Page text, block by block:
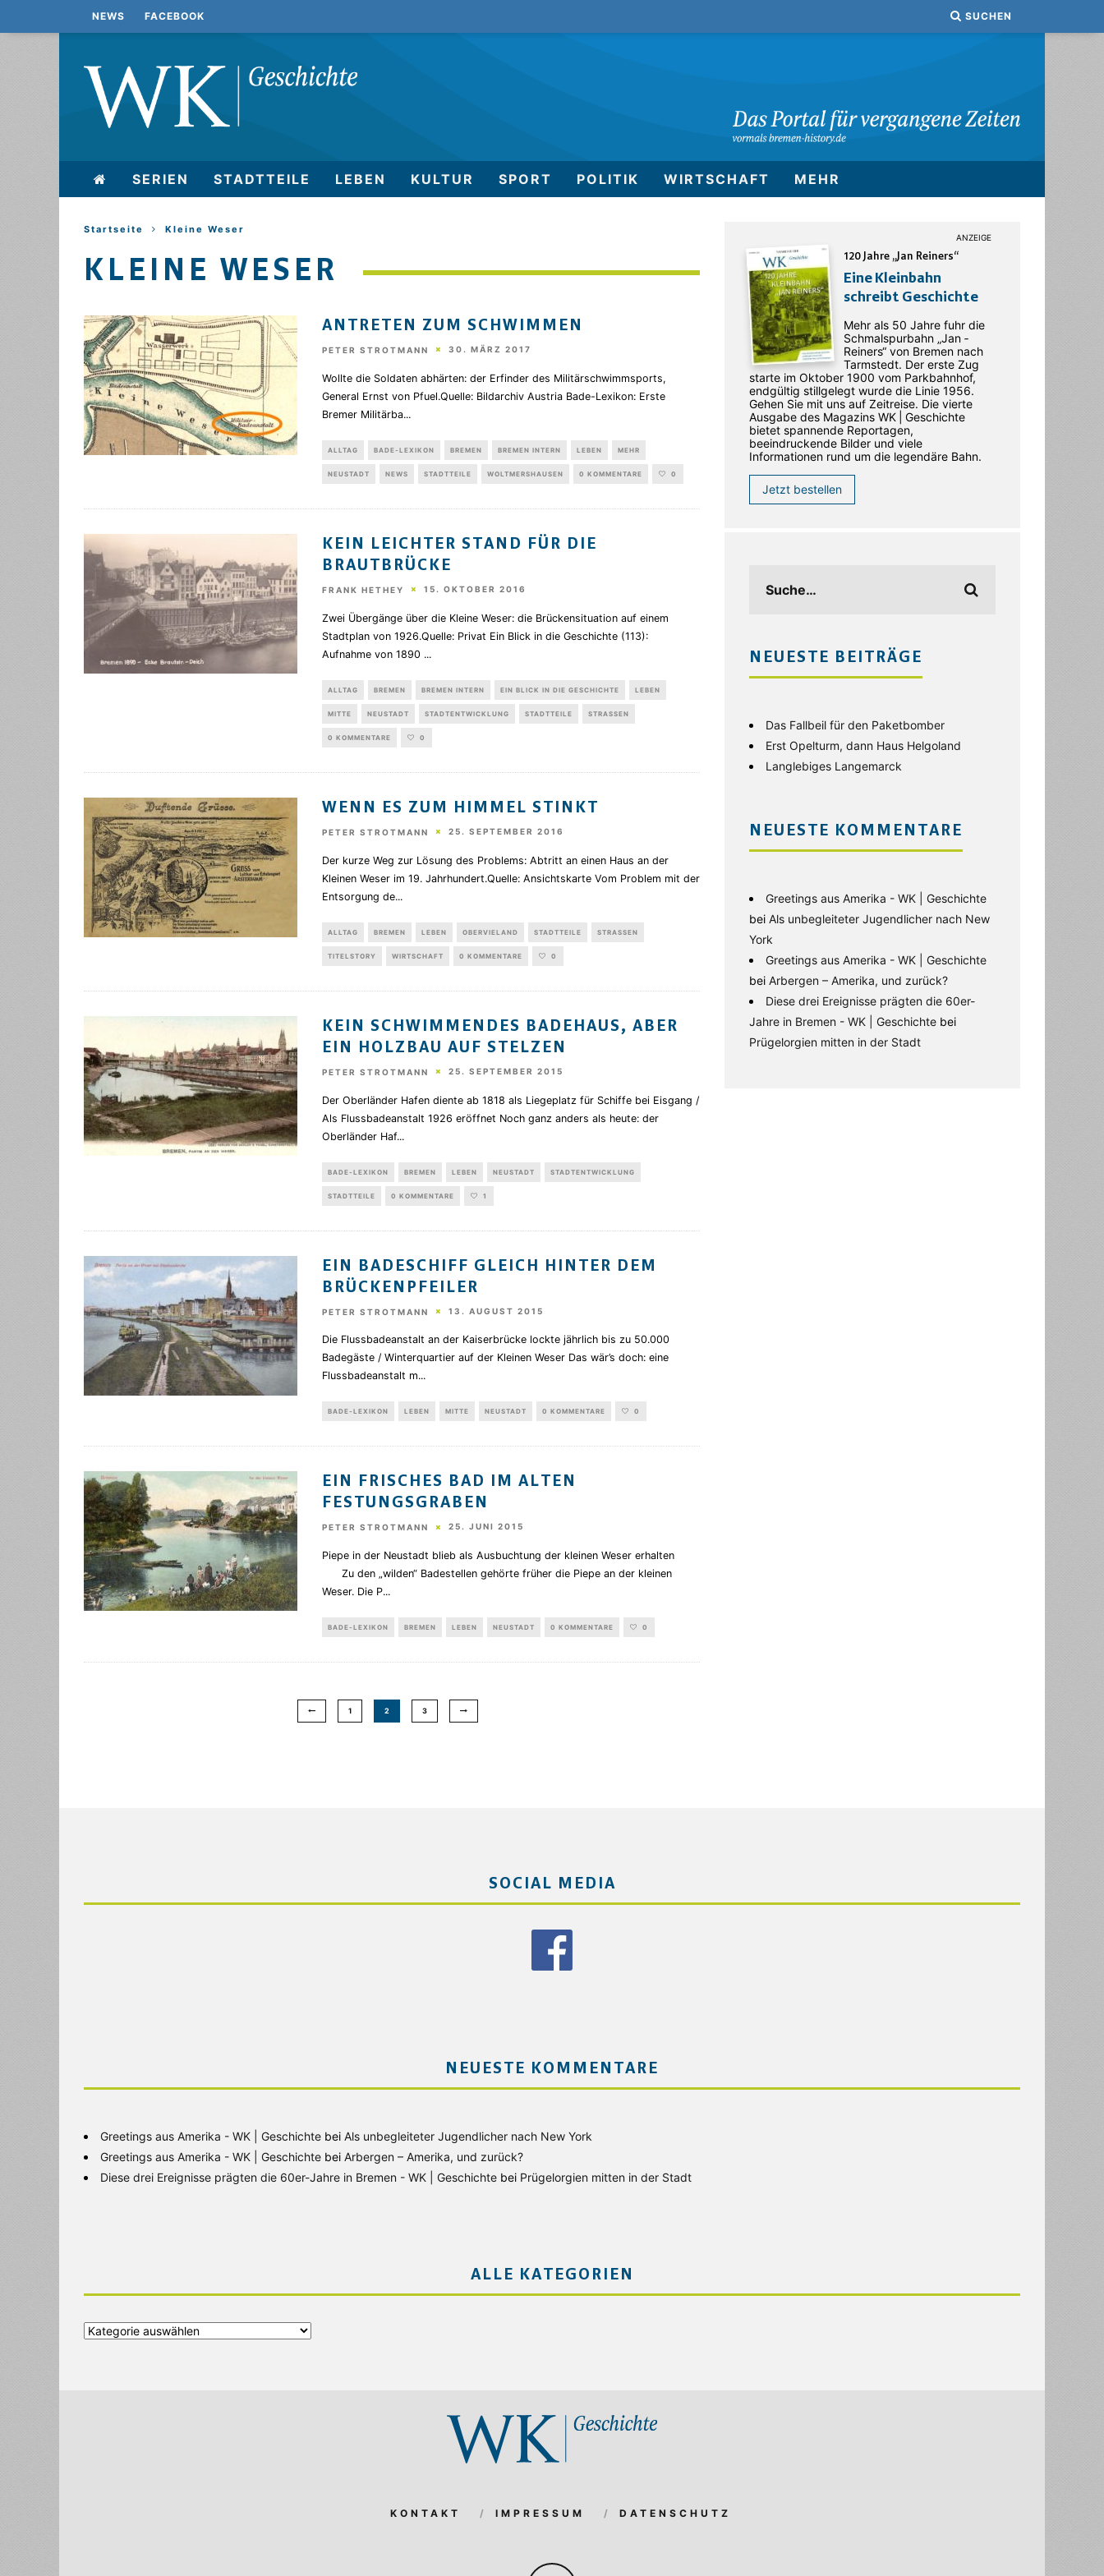
NEWS FACEBOOK SUCHEN
SERIEN STADTTEILE LEBEN KULTUR SPORT POLITIK WIRTSCHAFT MEHR
Startseite Kleine Weser
KLEINE WESER
ANTRETEN ZUM SCHWIMMEN
PETER STROTMANN 30. MÄRZ 2017
Wollte die Soldaten abhärten: der Erfinder des Militärschwimmsports,
General Ernst von Pfuel.Quelle: Bildarchiv Austria Bade-Lexikon: Erste
Bremer Militärba...
ALLTAG BADE-LEXIKON BREMEN BREMEN INTERN LEBEN MEHR
NEUSTADT NEWS STADTTEILE WOLTMERSHAUSEN 0 KOMMENTARE 0
KEIN LEICHTER STAND FÜR DIE
BRAUTBRÜCKE
FRANK HETHEY 15. OKTOBER 2016
Zwei Übergänge über die Kleine Weser: die Brückensituation auf einem
Stadtplan von 1926.Quelle: Privat Ein Blick in die Geschichte (113):
Aufnahme von 1890 ...
ALLTAG BREMEN BREMEN INTERN EIN BLICK IN DIE GESCHICHTE LEBEN
MITTE NEUSTADT STADTENTWICKLUNG STADTTEILE STRASSEN
0 KOMMENTARE 0
WENN ES ZUM HIMMEL STINKT
PETER STROTMANN 25. SEPTEMBER 2016
Der kurze Weg zur Lösung des Problems: Abtritt an einen Haus an der
Kleinen Weser im 19. Jahrhundert.Quelle: Ansichtskarte Vom Problem mit der
Entsorgung de...
ALLTAG BREMEN LEBEN OBERVIELAND STADTTEILE STRASSEN
TITELSTORY WIRTSCHAFT 0 KOMMENTARE 0
KEIN SCHWIMMENDES BADEHAUS, ABER
EIN HOLZBAU AUF STELZEN
PETER STROTMANN 25. SEPTEMBER 2015
Der Oberländer Hafen diente ab 1818 als Liegeplatz für Schiffe bei Eisgang /
Als Flussbadeanstalt 1926 eröffnet Noch ganz anders als heute: der
Oberländer Haf...
BADE-LEXIKON BREMEN LEBEN NEUSTADT STADTENTWICKLUNG
STADTTEILE 0 KOMMENTARE 1
EIN BADESCHIFF GLEICH HINTER DEM
BRÜCKENPFEILER
PETER STROTMANN 13. AUGUST 2015
Die Flussbadeanstalt an der Kaiserbrücke lockte jährlich bis zu 50.000
Badegäste / Winterquartier auf der Kleinen Weser Das wär’s doch: eine
Flussbadeanstalt m...
BADE-LEXIKON LEBEN MITTE NEUSTADT 0 KOMMENTARE 0
EIN FRISCHES BAD IM ALTEN
FESTUNGSGRABEN
PETER STROTMANN 25. JUNI 2015
Piepe in der Neustadt blieb als Ausbuchtung der kleinen Weser erhalten
Zu den „wilden“ Badestellen gehörte früher die Piepe an der kleinen
Weser. Die P...
BADE-LEXIKON BREMEN LEBEN NEUSTADT 0 KOMMENTARE 0
1 2 3
120 Jahre „Jan Reiners“
Eine Kleinbahn
schreibt Geschichte
Mehr als 50 Jahre fuhr die
Schmalspurbahn „Jan ­
Reiners“ von Bremen nach
Tarmstedt. Der erste Zug
starte im Oktober 1900 vom Parkbahnhof,
endgültig stillgelegt wurde die Linie 1956.
Gehen Sie mit uns auf Zeitreise. Die vierte
Ausgabe des ­Magazins WK | Geschichte
bietet spannende Reportagen,
beeindruckende Bilder und viele
Informationen rund um die legendäre Bahn.
Jetzt bestellen
NEUESTE BEITRÄGE
Das Fallbeil für den Paketbomber
Erst Opelturm, dann Haus Helgoland
Langlebiges Langemarck
NEUESTE KOMMENTARE
Greetings aus Amerika - WK | Geschichte
bei Als unbegleiteter Jugendlicher nach New
York
Greetings aus Amerika - WK | Geschichte
bei Arbergen – Amerika, und zurück?
Diese drei Ereignisse prägten die 60er-
Jahre in Bremen - WK | Geschichte bei
Prügelorgien mitten in der Stadt
SOCIAL MEDIA
NEUESTE KOMMENTARE
Greetings aus Amerika - WK | Geschichte bei Als unbegleiteter Jugendlicher nach New York
Greetings aus Amerika - WK | Geschichte bei Arbergen – Amerika, und zurück?
Diese drei Ereignisse prägten die 60er-Jahre in Bremen - WK | Geschichte bei Prügelorgien mitten in der Stadt
ALLE KATEGORIEN
Alle
KONTAKT IMPRESSUM DATENSCHUTZ